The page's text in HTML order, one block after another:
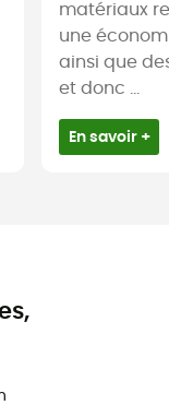
matériaux
une
ainsi que
et donc ...
En savoir +